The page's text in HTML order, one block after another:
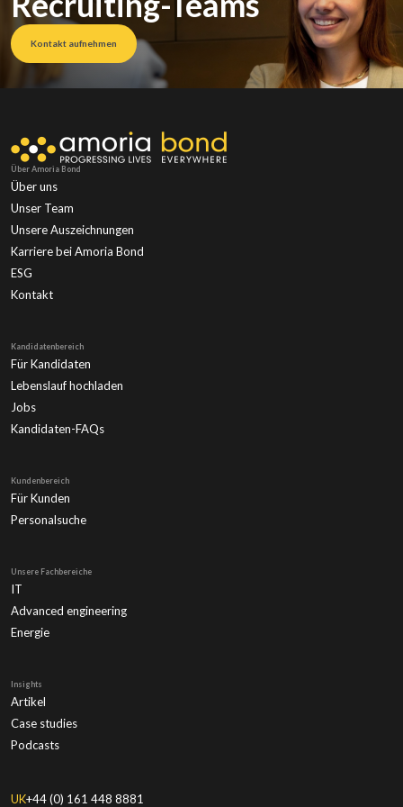
Kontakt aufnehmen
Über Amoria Bond
Über uns
Unser Team
Unsere Auszeichnungen
Karriere bei Amoria Bond
ESG
Kontakt
Kandidatenbereich
Für Kandidaten
Lebenslauf hochladen
Jobs
Kandidaten-FAQs
Kundenbereich
Für Kunden
Personalsuche
Unsere Fachbereiche
IT
Advanced engineering
Energie
Insights
Artikel
Case studies
Podcasts
UK+44 (0) 161 448 8881